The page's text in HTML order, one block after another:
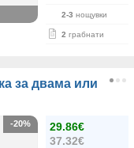
2-3 нощувки
2 грабнати
за двама или
29.86€
37.32€
-20%